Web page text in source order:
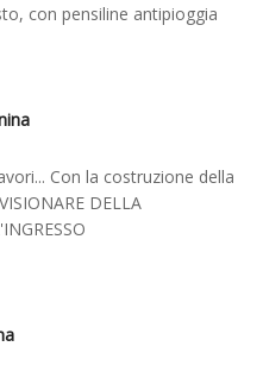
con pensiline antipioggia
Con la costruzione della
DELLA